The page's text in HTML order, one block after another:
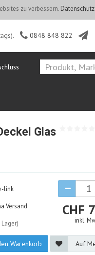
zu verbessern.
0848 848 822
Glas
link
Versand CHF
inkl.
Warenkorb Auf